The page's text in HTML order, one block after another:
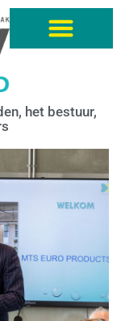
het bestuur,